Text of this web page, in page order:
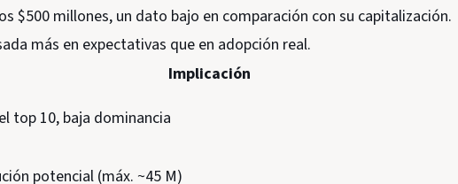
$500 millones, un dato bajo en comparación con su capitalización.
más en expectativas que en adopción real.
Implicación
top 10, baja dominancia
potencial (máx. ~45 M)